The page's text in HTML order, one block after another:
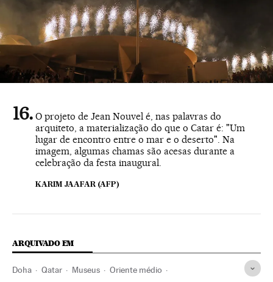
O projeto de Jean Nouvel é, nas palavras do
arquiteto, a materialização do que o Catar é: "Um
lugar de encontro entre o mar e o deserto". Na
imagem, algumas chamas são acesas durante a
celebração da festa inaugural.
KARIM JAAFAR (AFP)
ARQUIVADO EM
Doha Qatar Museus Oriente médio